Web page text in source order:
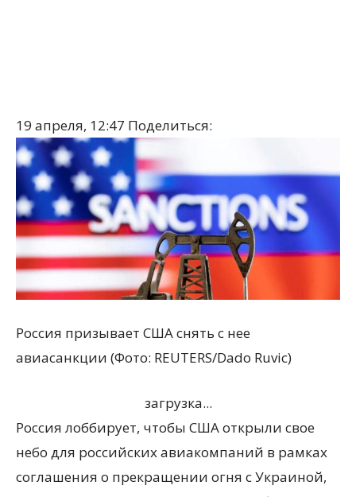
19 апреля, 12:47 Поделиться:
Россия призывает США снять с нее
авиасанкции (Фото: REUTERS/Dado Ruvic)
загрузка...
Россия лоббирует, чтобы США открыли свое
небо для российских авиакомпаний в рамках
соглашения о прекращении огня с Украиной,